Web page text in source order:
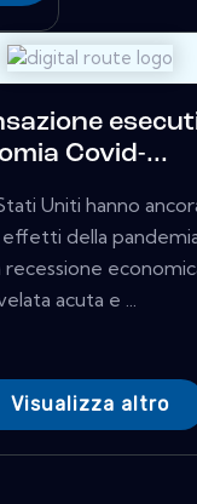
Covid-...
Uniti hanno
della
recessione
acuta e ...
Visualizza altro